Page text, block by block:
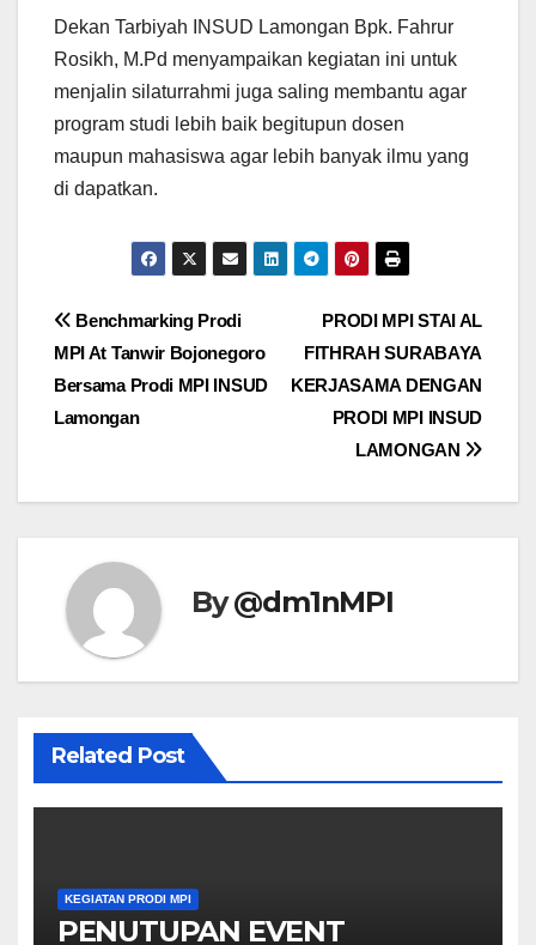
Dekan Tarbiyah INSUD Lamongan Bpk. Fahrur
Rosikh, M.Pd menyampaikan kegiatan ini untuk
menjalin silaturrahmi juga saling membantu agar
program studi lebih baik begitupun dosen
maupun mahasiswa agar lebih banyak ilmu yang
di dapatkan.
Post
navigation
PRODI MPI STAI AL
FITHRAH SURABAYA
KERJASAMA DENGAN
PRODI MPI INSUD
LAMONGAN
Benchmarking Prodi
MPI At Tanwir Bojonegoro
Bersama Prodi MPI INSUD
Lamongan
By@dm1nMPI
Related Post
KEGIATAN PRODI MPI
PENUTUPAN EVENT